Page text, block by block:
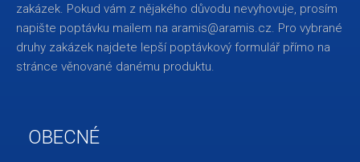
zakázek. Pokud vám z nějakého důvodu nevyhovuje, prosím
napište poptávku mailem na aramis@aramis.cz. Pro vybrané
druhy zakázek najdete lepší poptávkový formulář přímo na
stránce věnované danému produktu.
you
OBECNÉ